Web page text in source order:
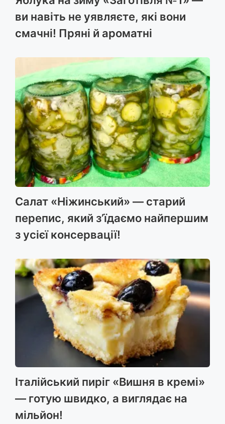
ви навіть не уявляєте, які вони
смачні! Пряні й ароматні
Салат «Ніжинський» — старий
перепис, який з’їдаємо найпершим
з усієї консервації!
Італійський пиріг «Вишня в кремі»
— готую швидко, а виглядає на
мільйон!